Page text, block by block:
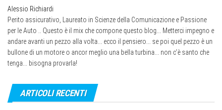
Alessio Richiardi
Perito assicurativo, Laureato in Scienze della Comunicazione e Passione
per le Auto .. Questo è il mix che compone questo blog... Metterci impegno e
andare avanti un pezzo alla volta... ecco il pensiero... se poi quel pezzo è un
bullone di un motore o ancor meglio una bella turbina... non c’è santo che
tenga... bisogna provarla!
ARTICOLI RECENTI